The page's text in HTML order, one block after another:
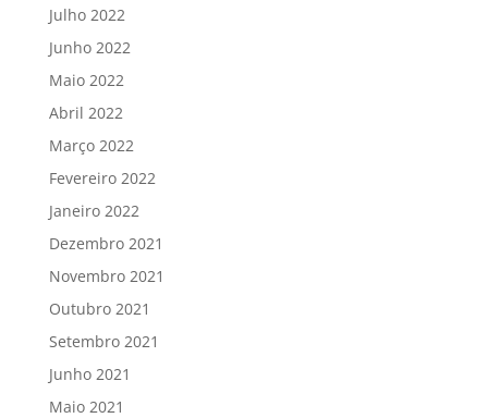
Julho 2022
Junho 2022
Maio 2022
Abril 2022
Março 2022
Fevereiro 2022
Janeiro 2022
Dezembro 2021
Novembro 2021
Outubro 2021
Setembro 2021
Junho 2021
Maio 2021